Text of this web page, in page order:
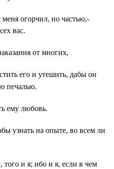
огорчил, но частью,-
вас.
от многих,
его и утешить, дабы он
печалью.
ему любовь.
узнать на опыте, во всем ли
и я; ибо и я, если в чем